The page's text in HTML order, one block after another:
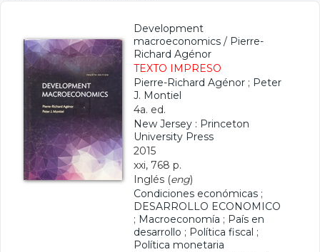
Development
macroeconomics / Pierre-
Richard Agénor
TEXTO IMPRESO
Pierre-Richard Agénor ; Peter
J. Montiel
4a. ed.
New Jersey : Princeton
University Press
2015
xxi, 768 p.
Inglés (eng)
Condiciones económicas ;
DESARROLLO ECONOMICO
; Macroeconomía ; País en
desarrollo ; Política fiscal ;
Política monetaria